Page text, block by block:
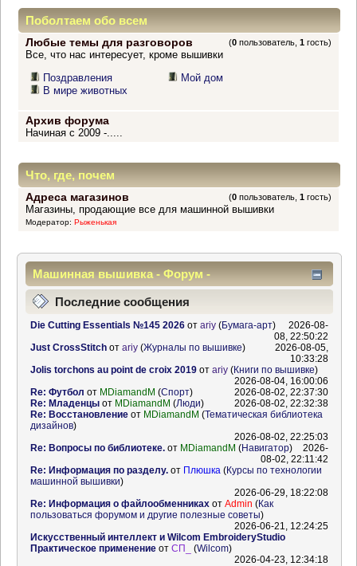
Поболтаем обо всем
Любые темы для разговоров (0 пользователь,1 гость)
Все, что нас интересует, кроме вышивки
Поздравления
В мире животных
Мой дом
Архив форума
Начиная с 2009 -.....
Что, где, почем
Адреса магазинов (0 пользователь,1 гость)
Магазины, продающие все для машинной вышивки
Модератор: Рыженькая
Машинная вышивка - Форум -
Информационный центр
Последние сообщения
Die Cutting Essentials №145 2026от ariy(Бумага-арт)
2026-08-
08, 22:50:22
Just CrossStitchот ariy(Журналы по вышивке)
2026-08-05,
10:33:28
Jolis torchons au point de croix 2019от ariy(Книги по вышивке)
2026-08-04, 16:00:06
Re: Футбол от MDiamandM (Спорт)
2026-08-02, 22:37:30
Re: Младенцыот MDiamandM (Люди)
2026-08-02, 22:32:38
Re: Восстановлениеот MDiamandM (Тематическая библиотека
дизайнов)
2026-08-02, 22:25:03
Re: Вопросы по библиотеке.от MDiamandM (Навигатор)
2026-
08-02, 22:11:42
Re: Информация по разделу.от Плюшка (Курсы по технологии
машинной вышивки)
2026-06-29, 18:22:08
Re: Информация о файлообменникахот Admin (Как
пользоваться форумом и другие полезные советы)
2026-06-21, 12:24:25
Искусственный интеллект и Wilcom EmbroideryStudio
Практическое применениеот СП_ (Wilcom)
2026-04-23, 12:34:18